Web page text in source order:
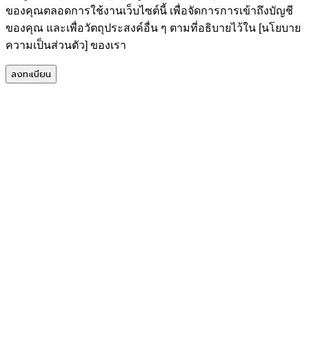
ของคุณตลอดการใช้งานเว็บไซต์นี้ เพื่อจัดการการเข้าถึงบัญชี
ของคุณ และเพื่อวัตถุประสงค์อื่น ๆ ตามที่อธิบายไว้ใน [นโยบาย
ความเป็นส่วนตัว] ของเรา
ลงทะเบียน